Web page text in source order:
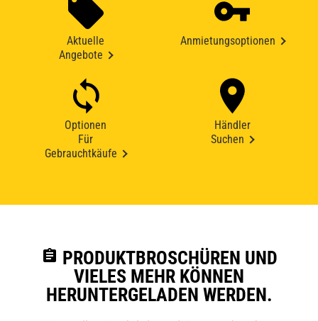
Aktuelle
Angebote
Anmietungsoptionen
Optionen
Für
Gebrauchtkäufe
Händler
Suchen
assignment PRODUKTBROSCHÜREN UND
VIELES MEHR KÖNNEN
HERUNTERGELADEN WERDEN.